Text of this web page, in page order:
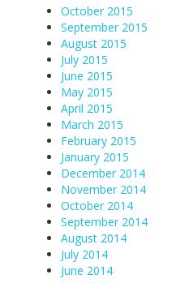
October 2015
September 2015
August 2015
July 2015
June 2015
May 2015
April 2015
March 2015
February 2015
January 2015
December 2014
November 2014
October 2014
September 2014
August 2014
July 2014
June 2014